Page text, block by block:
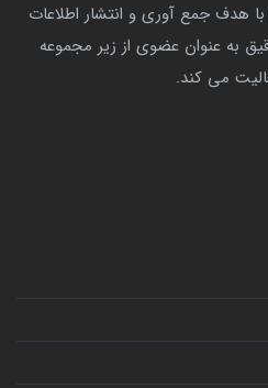
مرجع حقوقی ایران از سال 1394 با هدف جمع آوری و انتشار اطلاعات
به عنوان عضوی از زیر مجموعه
می کند.